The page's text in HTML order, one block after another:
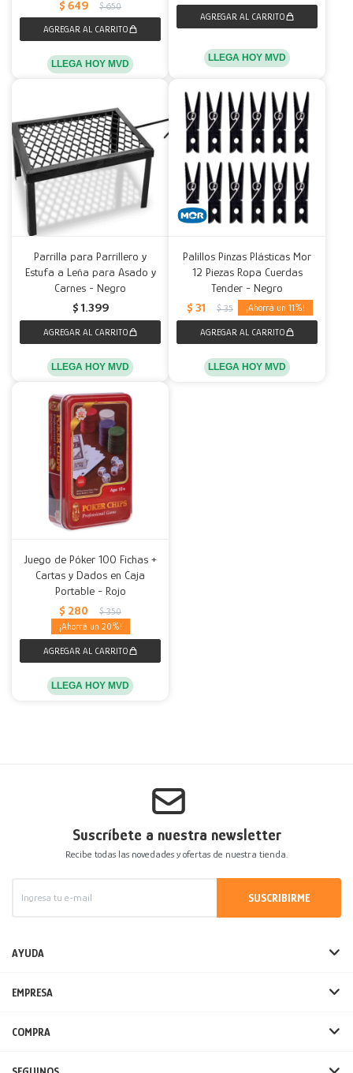
$ 649 $ 650
LLEGA HOY MVD
LLEGA HOY MVD
Parrilla para Parrillero y
Estufa a Leña para Asado y
Carnes - Negro
$ 1.399
LLEGA HOY MVD
Palillos Pinzas Plásticas Mor
12 Piezas Ropa Cuerdas
Tender - Negro
$ 31 $ 35 11
LLEGA HOY MVD
Juego de Póker 100 Fichas +
Cartas y Dados en Caja
Portable - Rojo
$ 280 $ 350
20
LLEGA HOY MVD
Suscríbete a nuestra newsletter
Recibe todas las novedades y ofertas de nuestra tienda.
SUSCRIBIRME
AYUDA
EMPRESA
COMPRA